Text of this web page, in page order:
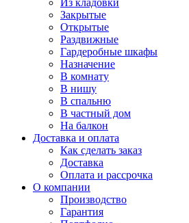
Из кладовки
Закрытые
Открытые
Раздвижные
Гардеробные шкафы
Назначение
В комнату
В нишу
В спальню
В частный дом
На балкон
Доставка и оплата
Как сделать заказ
Доставка
Оплата и рассрочка
О компании
Производство
Гарантия